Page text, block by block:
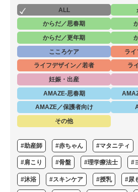
ALL
からだ／思春期
からだ／更年期
こころケア
ラ
ライフデザイン／若者
ラ
妊娠・出産
AMAZE-思春期
AMAZE／保護者向け
その他
#助産師 #赤ちゃん #マタニティ
#肩こり #骨盤 #理学療法士 #
#沐浴 #スキンケア #授乳 #尿